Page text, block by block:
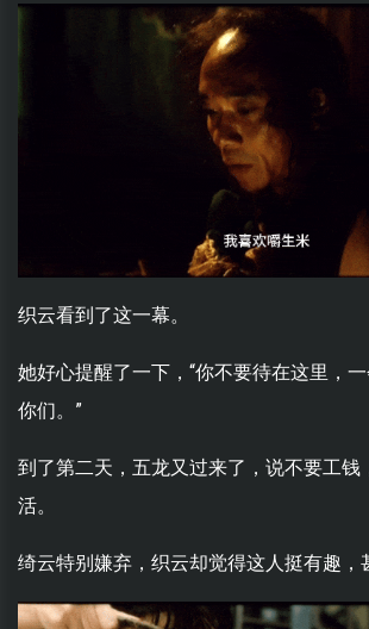
织云看到了这一幕。
她好心提醒了一下，“你不要待在这里，
你们。”
到了第二天，五龙又过来了，说不要工钱
活。
绮云特别嫌弃，织云却觉得这人挺有趣，